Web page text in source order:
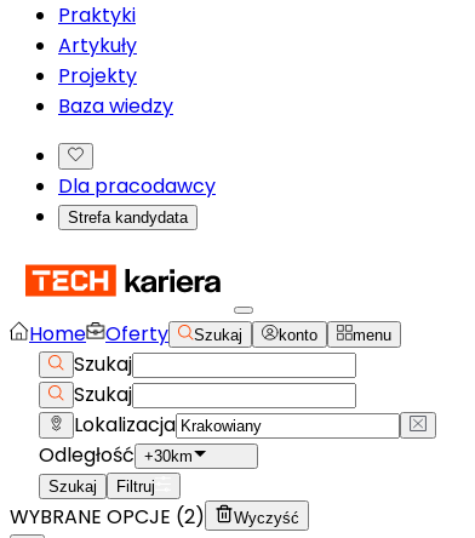
Praktyki
Artykuły
Projekty
Baza wiedzy
Dla pracodawcy
Strefa kandydata
Home Oferty Szukaj konto menu
Szukaj
Szukaj
Lokalizacja
Odległość +30km
Szukaj
Filtruj
WYBRANE OPCJE (2) Wyczyść